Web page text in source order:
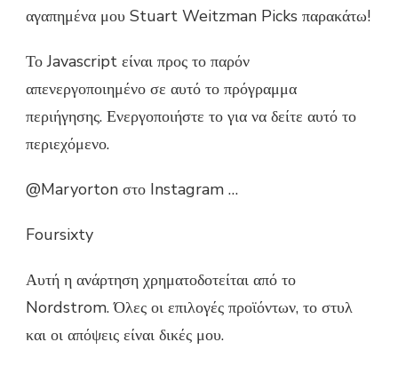
αγαπημένα μου Stuart Weitzman Picks παρακάτω!
Το Javascript είναι προς το παρόν
απενεργοποιημένο σε αυτό το πρόγραμμα
περιήγησης. Ενεργοποιήστε το για να δείτε αυτό το
περιεχόμενο.
@Maryorton στο Instagram …
Foursixty
Αυτή η ανάρτηση χρηματοδοτείται από το
Nordstrom. Όλες οι επιλογές προϊόντων, το στυλ
και οι απόψεις είναι δικές μου.